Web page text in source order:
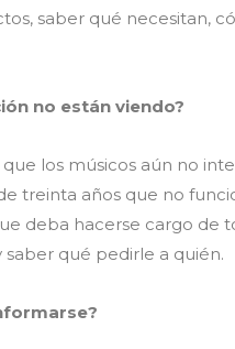
saber qué necesitan,
no están viendo?
que los músicos aún no
treinta años que no
deba hacerse cargo de
qué pedirle a quién.